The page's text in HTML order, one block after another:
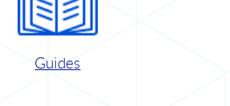
Guides